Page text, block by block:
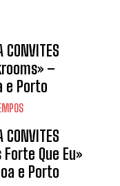
CONVITES
–
e Porto
CONVITES
Que Eu»
e Porto